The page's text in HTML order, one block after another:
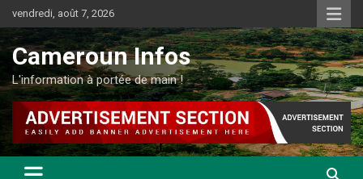
au
contenu
vendredi, août 7, 2026
Cameroun Infos
L'information à portée de main !